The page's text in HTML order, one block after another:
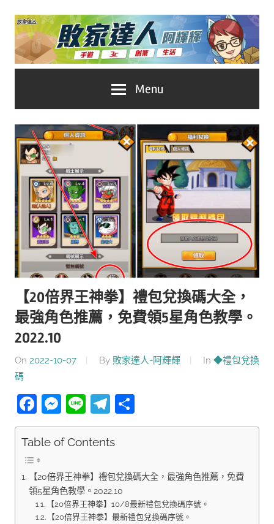
Skip
content
家
達
人
推
薦
No.1
遊
戲
科
技
自
媒
體。
Menu
【20倍界王神拳】禮包兌換碼大全，
最強角色推薦，免費領5星角色教學。
2022.10
On 2022-10-07 By 敗家達人-阿輝輝 In ◆禮包兌換
碼
Facebook
Messenger
LineTelegram
享
Table of Contents
【20倍界王神拳】禮包兌換碼大全，最強角色推薦，免費
領5星角色教學。2022.10
【20倍界王神拳】10/8最新禮包兌換碼序號。
【20倍界王神拳】最新禮包兌換碼序號。